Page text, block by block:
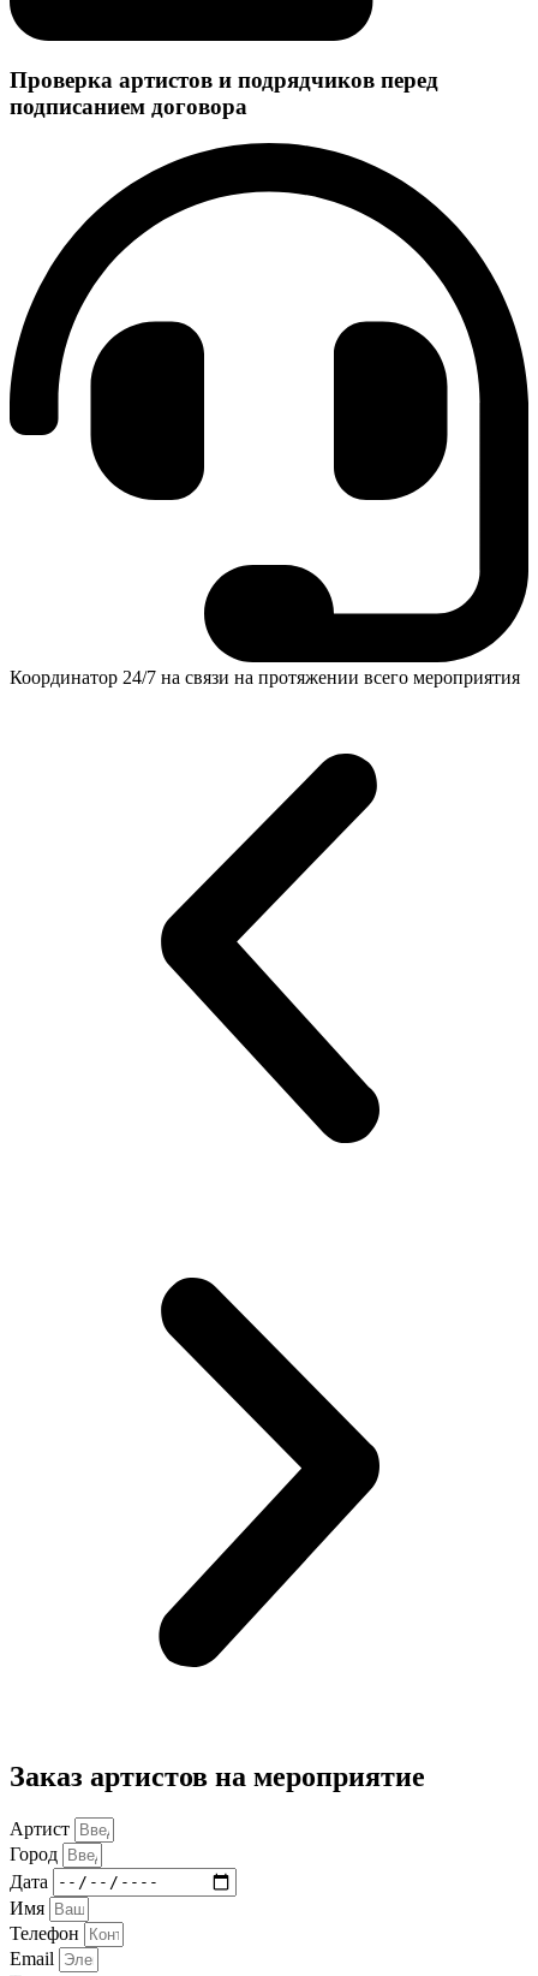
Проверка артистов и подрядчиков перед
подписанием договора
Координатор 24/7 на связи на протяжении всего мероприятия
Заказ артистов на мероприятие
Артист
Город
Дата
Имя
Телефон
Email